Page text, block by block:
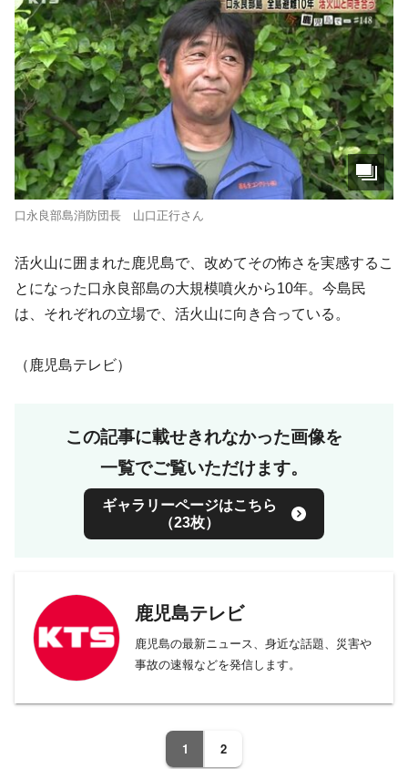
口永良部島消防団長 山口正行さん
活火山に囲まれた鹿児島で、改めてその怖さを実感するこ
とになった口永良部島の大規模噴火から10年。今島民
は、それぞれの立場で、活火山に向き合っている。
（鹿児島テレビ）
この記事に載せきれなかった画像を
一覧でご覧いただけます。
ギャラリーページはこちら
（23枚）
鹿児島テレビ
鹿児島の最新ニュース、身近な話題、災害や
事故の速報などを発信します。
1 2